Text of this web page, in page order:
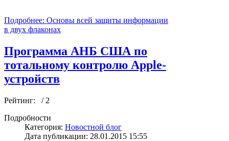
Подробнее: Основы всей защиты информации
в двух флаконах
Программа АНБ США по
тотальному контролю Apple-
устройств
Рейтинг:
/ 2
Подробности
Категория: Новостной блог
Дата публикации: 28.01.2015 15:55